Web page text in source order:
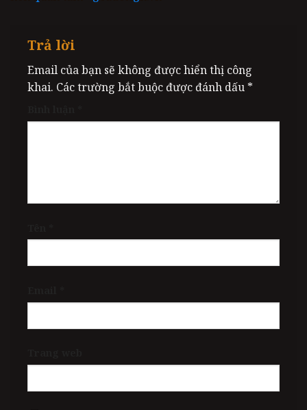
Trả lời
Email của bạn sẽ không được hiển thị công
khai. Các trường bắt buộc được đánh dấu *